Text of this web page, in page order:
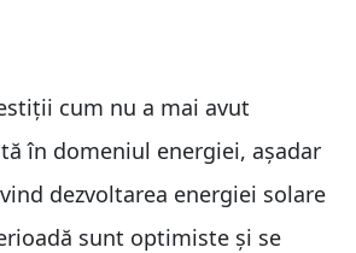
cum nu a mai avut
în domeniul energiei, așadar
dezvoltarea energiei solare
sunt optimiste și se